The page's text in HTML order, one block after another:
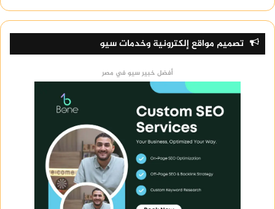
تصميم مواقع إلكترونية وخدمات سيو
أفضل خبير سيو في مصر